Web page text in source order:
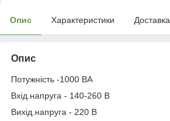
Опис Характеристики Доставка
Опис
Потужність -1000 ВА
Вхід.напруга - 140-260 В
Вихід.напруга - 220 В